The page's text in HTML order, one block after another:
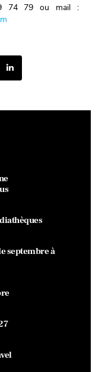
74 79 ou mail :
septembre à